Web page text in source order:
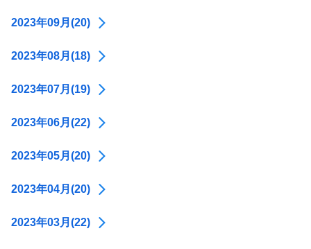
2023年09月(20)
2023年08月(18)
2023年07月(19)
2023年06月(22)
2023年05月(20)
2023年04月(20)
2023年03月(22)